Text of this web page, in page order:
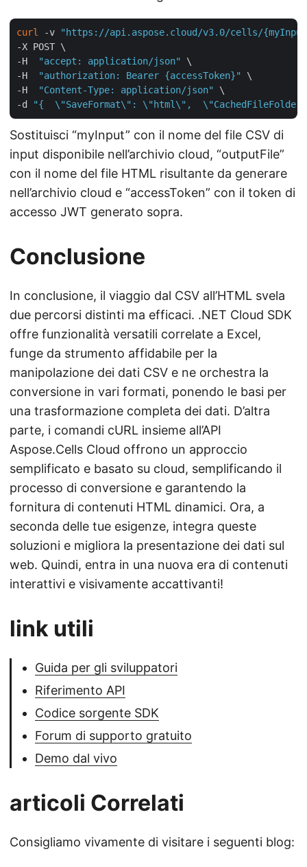
curl -v
"https://api.aspose.cloud/v3.0/cells/{myInput}/
-X POST \
-H
"accept: application/json"
\
-H
"authorization: Bearer {accessToken}"
\
-H
"Content-Type: application/json"
\
-d
"{  \"SaveFormat\": \"html\",
Sostituisci “myInput” con il nome del file CSV di
input disponibile nell’archivio cloud, “outputFile”
con il nome del file HTML risultante da generare
nell’archivio cloud e “accessToken” con il token di
accesso JWT generato sopra.
Conclusione
In conclusione, il viaggio dal CSV all’HTML svela
due percorsi distinti ma efficaci. .NET Cloud SDK
offre funzionalità versatili correlate a Excel,
funge da strumento affidabile per la
manipolazione dei dati CSV e ne orchestra la
conversione in vari formati, ponendo le basi per
una trasformazione completa dei dati. D’altra
parte, i comandi cURL insieme all’API
Aspose.Cells Cloud offrono un approccio
semplificato e basato su cloud, semplificando il
processo di conversione e garantendo la
fornitura di contenuti HTML dinamici. Ora, a
seconda delle tue esigenze, integra queste
soluzioni e migliora la presentazione dei dati sul
web. Quindi, entra in una nuova era di contenuti
interattivi e visivamente accattivanti!
link utili
Guida per gli sviluppatori
Riferimento API
Codice sorgente SDK
Forum di supporto gratuito
Demo dal vivo
articoli Correlati
Consigliamo vivamente di visitare i seguenti blog: